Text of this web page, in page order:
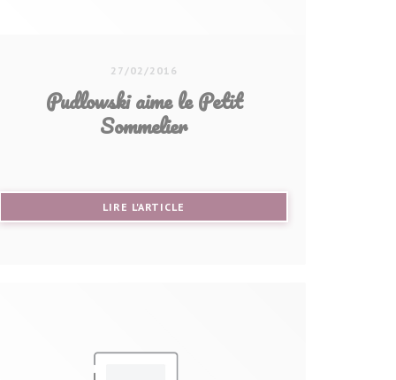
27/02/2016
Pudlowski aime le Petit
Sommelier
LIRE L'ARTICLE